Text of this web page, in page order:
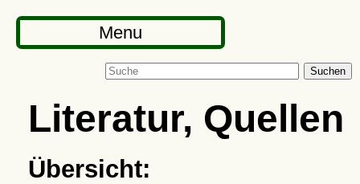
Menu
Suchen
Literatur, Quellen
Übersicht: